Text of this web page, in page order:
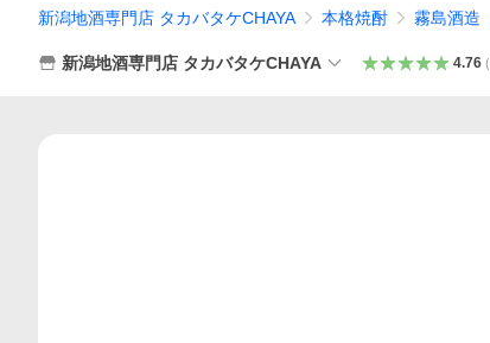
新潟地酒専門店 タカバタケCHAYA 本格焼酎 霧島酒造
新潟地酒専門店 タカバタケCHAYA 4.76（